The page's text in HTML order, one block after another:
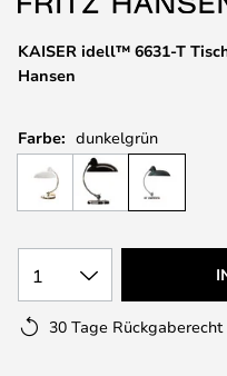
KAISER idell™ 6631-T
Hansen
Farbe: dunkelgrün
1
30 Tage Rückgaberecht